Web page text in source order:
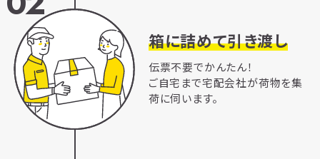
箱に詰めて引き渡し
伝票不要でかんたん！
ご自宅まで宅配会社が荷物を集
荷に伺います。